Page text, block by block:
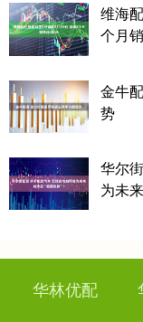
维海
个月
金牛
势
华尔
为未
华林优配